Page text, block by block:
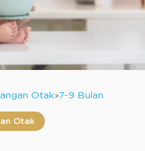
Otak 7-9 Bulan
Otak